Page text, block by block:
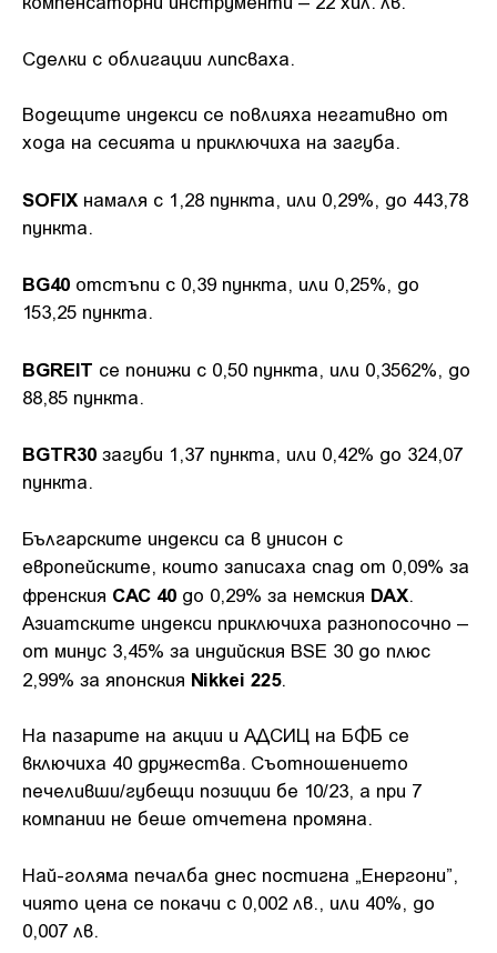
Сделки с облигации липсваха.
Водещите индекси се повлияха негативно от
хода на сесията и приключиха на загуба.
SOFIX намаля с 1,28 пункта, или 0,29%, до 443,78
пункта.
BG40 отстъпи с 0,39 пункта, или 0,25%, до
153,25 пункта.
BGREIT се понижи с 0,50 пункта, или 0,3562%, до
88,85 пункта.
BGTR30 загуби 1,37 пункта, или 0,42% до 324,07
пункта.
Българските индекси са в унисон с
европейските, които записаха спад от 0,09% за
френския CAC 40 до 0,29% за немския DAX
Азиатските индекси приключиха разнопосочно –
от минус 3,45% за индийския BSE 30 до плюс
2,99% за японския Nikkei 225.
На пазарите на акции и АДСИЦ на БФБ се
включиха 40 дружества. Съотношението
печеливши/губещи позиции бе 10/23, а при 7
компании не беше отчетена промяна.
Най-голяма печалба днес постигна „Енергони”,
чиято цена се покачи с 0,002 лв., или 40%, до
0,007 лв.